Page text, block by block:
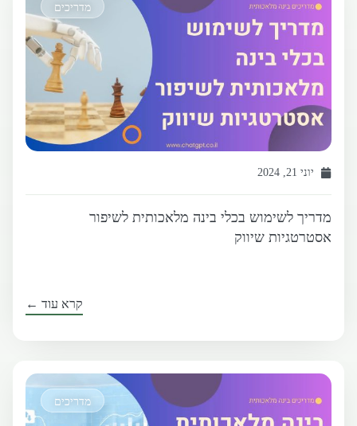
יוני 21, 2024
מדריך לשימוש בכלי בינה מלאכותית לשיפור
אסטרטגיות שיווק
מדריכים
קרא עוד ←
מדריכים